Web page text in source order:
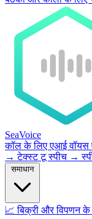
SeaVoice
कॉल के लिए एआई वॉयस
→ टेक्स्ट टू स्पीच →
समाधान
📈 बिक्री और विपणन के